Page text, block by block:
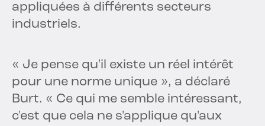
appliquées à différents secteurs
industriels.
« Je pense qu'il existe un réel intérêt
pour une norme unique », a déclaré
Burt. « Ce qui me semble intéressant,
c'est que cela ne s'applique qu'aux